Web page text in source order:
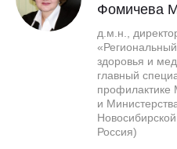
Фомичева
д.м.н.,
здоровья и
главный
профилактике
и
Россия)